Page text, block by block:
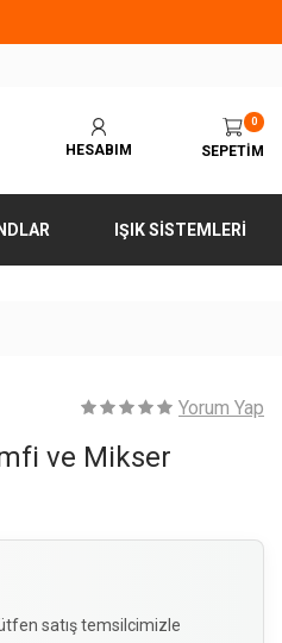
HESABIM
0
SEPETIM
IŞIK SISTEMLERI
Yorum Yap
ve Mikser
satış temsilcimizle